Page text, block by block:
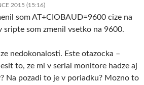
2015 (15:16)
som AT+CIOBAUD=9600 cize na
sripte som zmenil vsetko na 9600.
nedokonalosti. Este otazocka –
to, ze mi v serial monitore hadze aj
Na pozadi to je v poriadku? Mozno to